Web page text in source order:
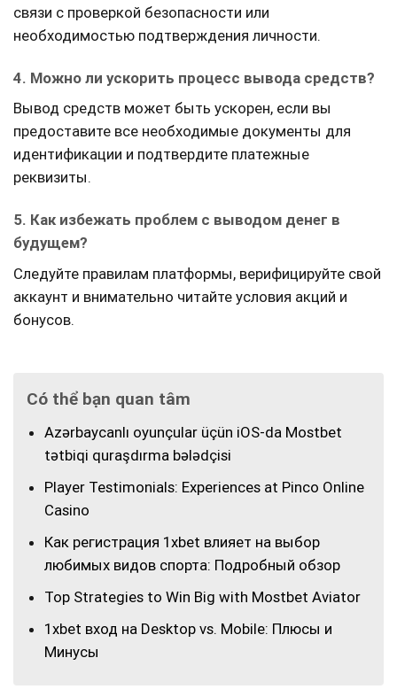
связи с проверкой безопасности или
необходимостью подтверждения личности.
4. Можно ли ускорить процесс вывода средств?
Вывод средств может быть ускорен, если вы
предоставите все необходимые документы для
идентификации и подтвердите платежные
реквизиты.
5. Как избежать проблем с выводом денег в
будущем?
Следуйте правилам платформы, верифицируйте свой
аккаунт и внимательно читайте условия акций и
бонусов.
Có thể bạn quan tâm
Azərbaycanlı oyunçular üçün iOS-da Mostbet
tətbiqi quraşdırma bələdçisi
Player Testimonials: Experiences at Pinco Online
Casino
Как регистрация 1xbet влияет на выбор
любимых видов спорта: Подробный обзор
Top Strategies to Win Big with Mostbet Aviator
1xbet вход на Desktop vs. Mobile: Плюсы и
Минусы